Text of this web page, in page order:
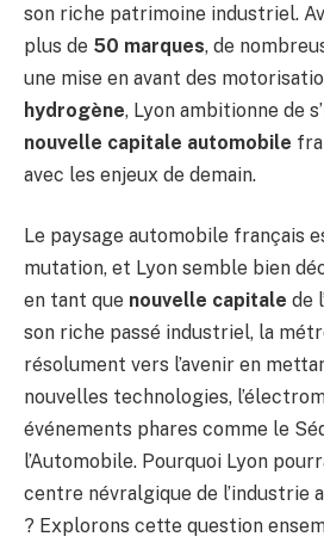
son riche patrimoine industriel.
plus de 50 marques, de
une mise en avant des
hydrogène, Lyon ambitionne de
nouvelle capitale automobile
avec les enjeux de demain.
Le paysage automobile français
mutation, et Lyon semble bien
en tant que nouvelle capitale de
son riche passé industriel, la
résolument vers l’avenir en
nouvelles technologies,
événements phares comme le
l’Automobile. Pourquoi Lyon
centre névralgique de l’industrie
? Explorons cette question